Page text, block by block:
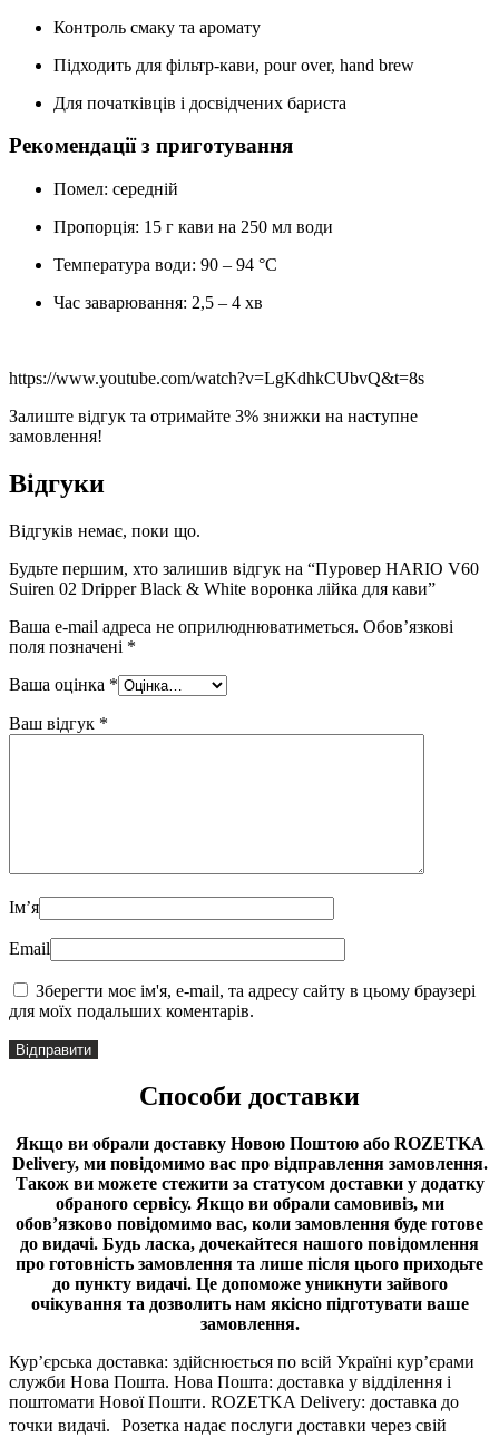
Контроль смаку та аромату
Підходить для фільтр-кави, pour over, hand brew
Для початківців і досвідчених бариста
Рекомендації з приготування
Помел: середній
Пропорція: 15 г кави на 250 мл води
Температура води: 90 – 94 °C
Час заварювання: 2,5 – 4 хв
https://www.youtube.com/watch?v=LgKdhkCUbvQ&t=8s
Залиште відгук та отримайте 3% знижки на наступне
замовлення!
Відгуки
Відгуків немає, поки що.
Будьте першим, хто залишив відгук на “Пуровер HARIO V60
Suiren 02 Dripper Black & White воронка лійка для кави”
Ваша e-mail адреса не оприлюднюватиметься. Обов’язкові
поля позначені *
Ваша оцінка *
Ваш відгук *
Імʼя
Email
Зберегти моє ім'я, e-mail, та адресу сайту в цьому браузері
для моїх подальших коментарів.
Способи доставки
Якщо ви обрали доставку Новою Поштою або ROZETKA
Delivery, ми повідомимо вас про відправлення замовлення.
Також ви можете стежити за статусом доставки у додатку
обраного сервісу. Якщо ви обрали самовивіз, ми
обов’язково повідомимо вас, коли замовлення буде готове
до видачі. Будь ласка, дочекайтеся нашого повідомлення
про готовність замовлення та лише після цього приходьте
до пункту видачі. Це допоможе уникнути зайвого
очікування та дозволить нам якісно підготувати ваше
замовлення.
Кур’єрська доставка: здійснюється по всій Україні кур’єрами
служби Нова Пошта. Нова Пошта: доставка у відділення і
поштомати Нової Пошти. ROZETKA Delivery: доставка до
точки видачі. Розетка надає послуги доставки через свій